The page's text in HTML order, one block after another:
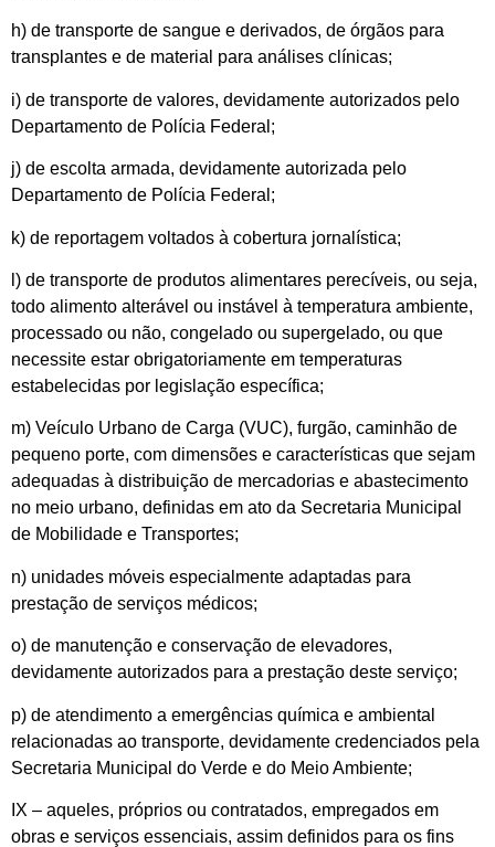
h) de transporte de sangue e derivados, de órgãos para
transplantes e de material para análises clínicas;
i) de transporte de valores, devidamente autorizados pelo
Departamento de Polícia Federal;
j) de escolta armada, devidamente autorizada pelo
Departamento de Polícia Federal;
k) de reportagem voltados à cobertura jornalística;
l) de transporte de produtos alimentares perecíveis, ou seja,
todo alimento alterável ou instável à temperatura ambiente,
processado ou não, congelado ou supergelado, ou que
necessite estar obrigatoriamente em temperaturas
estabelecidas por legislação específica;
m) Veículo Urbano de Carga (VUC), furgão, caminhão de
pequeno porte, com dimensões e características que sejam
adequadas à distribuição de mercadorias e abastecimento
no meio urbano, definidas em ato da Secretaria Municipal
de Mobilidade e Transportes;
n) unidades móveis especialmente adaptadas para
prestação de serviços médicos;
o) de manutenção e conservação de elevadores,
devidamente autorizados para a prestação deste serviço;
p) de atendimento a emergências química e ambiental
relacionadas ao transporte, devidamente credenciados pela
Secretaria Municipal do Verde e do Meio Ambiente;
IX – aqueles, próprios ou contratados, empregados em
obras e serviços essenciais, assim definidos para os fins